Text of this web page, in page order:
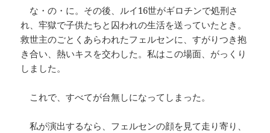
な・の・に。その後、ルイ16世がギロチンで処刑さ
れ、牢獄で子供たちと囚われの生活を送っていたとき。
救世主のごとくあらわれたフェルセンに、すがりつき抱
き合い、熱いキスを交わした。私はこの場面、がっくり
しました。
これで、すべてが台無しになってしまった。
私が演出するなら、フェルセンの顔を見て走り寄り、